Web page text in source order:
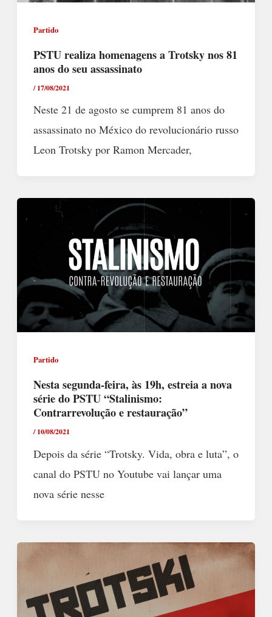
Partido
PSTU realiza homenagens a Trotsky nos 81
anos do seu assassinato
/17/08/2021
Neste 21 de agosto se cumprem 81 anos do
assassinato no México do revolucionário russo
Leon Trotsky por Ramon Mercader,
Partido
Nesta segunda-feira, às 19h, estreia a nova
série do PSTU “Stalinismo:
Contrarrevolução e restauração”
/10/08/2021
Depois da série “Trotsky. Vida, obra e luta”, o
canal do PSTU no Youtube vai lançar uma
nova série nesse